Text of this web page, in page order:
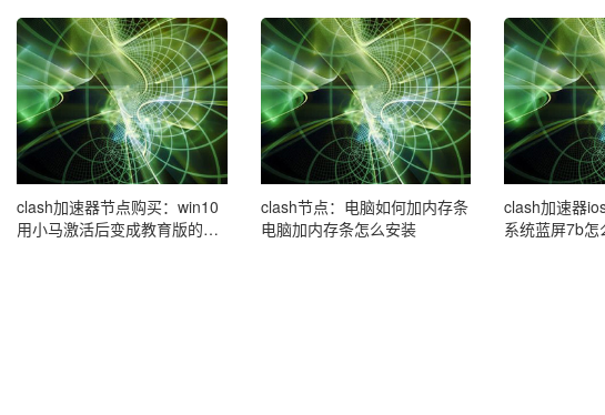
clash加速器节点购买：win10
用小马激活后变成教育版的了
clash节点：电脑如何加内存条
电脑加内存条怎么安装
clash加速器
系统蓝屏7b